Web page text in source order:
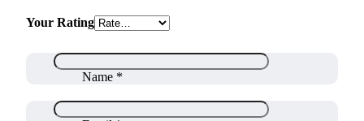
Name *
Your Rating